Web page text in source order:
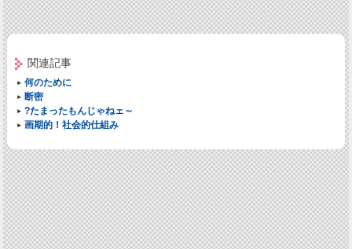
関連記事
何のために
断密
?たまったもんじゃねェ～
画期的！社会的仕組み